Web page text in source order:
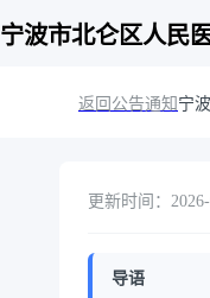
宁波市北仑区人民
返回公告通知 宁
更新时间：
导语